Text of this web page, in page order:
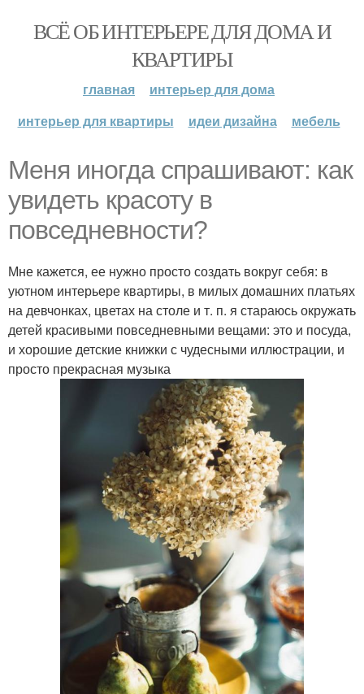
ВСЁ ОБ ИНТЕРЬЕРЕ ДЛЯ ДОМА И
КВАРТИРЫ
главная
интерьер для дома
интерьер для квартиры
идеи дизайна мебель
Меня иногда спрашивают: как
увидеть красоту в
повседневности?
Мне кажется, ее нужно просто создать вокруг себя: в
уютном интерьере квартиры, в милых домашних платьях
на девчонках, цветах на столе и т. п. я стараюсь окружать
детей красивыми повседневными вещами: это и посуда,
и хорошие детские книжки с чудесными иллюстрации, и
просто прекрасная музыка